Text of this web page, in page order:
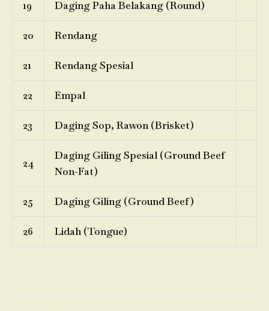
19 Daging Paha Belakang (Round)
20 Rendang
21 Rendang Spesial
22 Empal
23 Daging Sop, Rawon (Brisket)
24
Daging Giling Spesial (Ground Beef
Non-Fat)
25 Daging Giling (Ground Beef)
26 Lidah (Tongue)